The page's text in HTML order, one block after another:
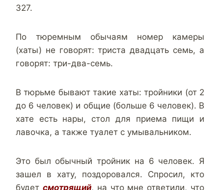
327.
По тюремным обычаям номер камеры
(хаты) не говорят: триста двадцать семь, а
говорят: три-два-семь.
В тюрьме бывают такие хаты: тройники (от 2
до 6 человек) и общие (больше 6 человек). В
хате есть нары, стол для приема пищи и
лавочка, а также туалет с умывальником.
Это был обычный тройник на 6 человек. Я
зашел в хату, поздоровался. Спросил, кто
будет смотрящий, на что мне ответили, что